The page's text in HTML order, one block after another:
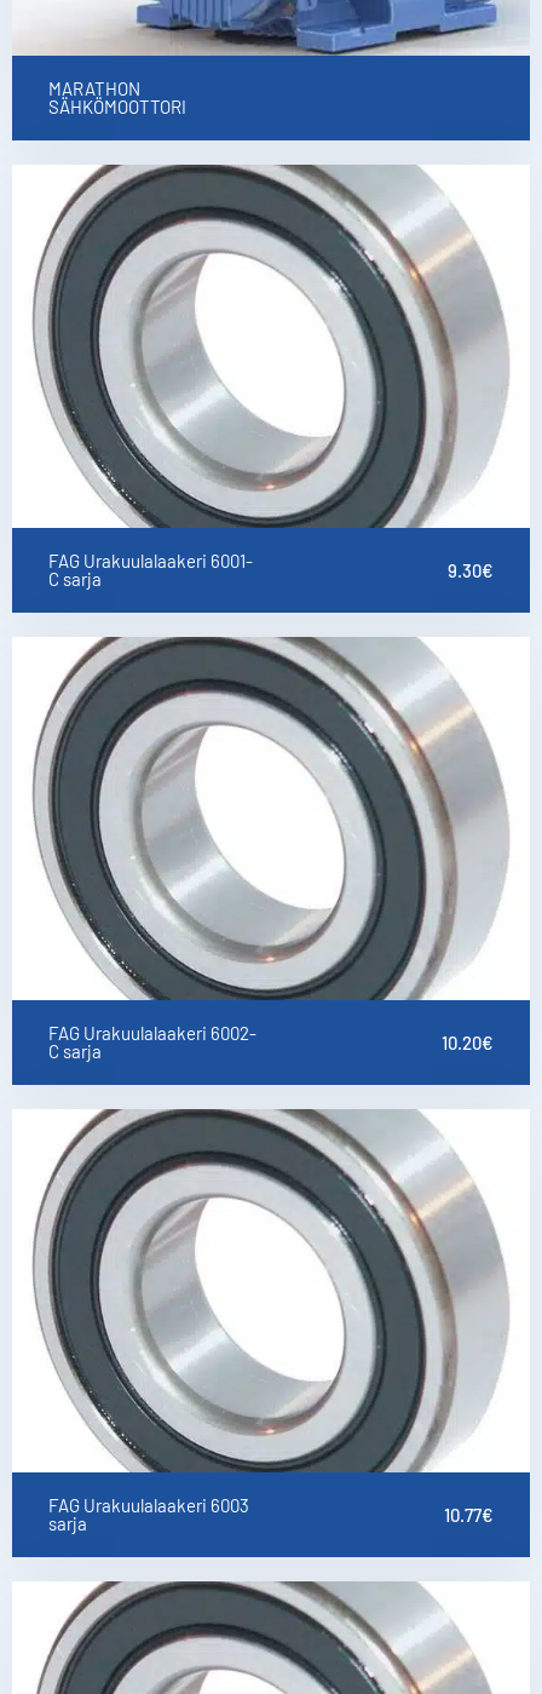
MARATHON
SÄHKÖMOOTTORI
FAG Urakuulalaakeri 6001-
C sarja
9.30€
FAG Urakuulalaakeri 6002-
C sarja
10.20€
FAG Urakuulalaakeri 6003
sarja
10.77€